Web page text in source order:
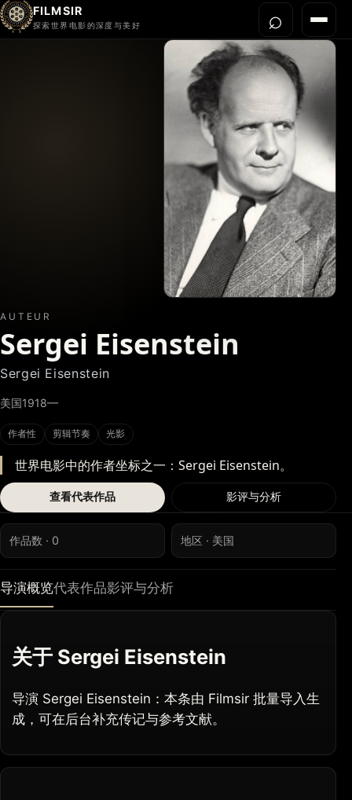
FILMSIR
探索世界电影的深度与美好 菜单
⌕打开
AUTEUR
Sergei Eisenstein
Sergei Eisenstein
美国1918—
作者性 剪辑节奏 光影
世界电影中的作者坐标之一：Sergei Eisenstein。
查看代表作品 影评与分析
作品数 · 0 地区 · 美国
导演概览代表作品影评与分析
关于 Sergei Eisenstein
导演 Sergei Eisenstein：本条由 Filmsir 批量导入生
成，可在后台补充传记与参考文献。